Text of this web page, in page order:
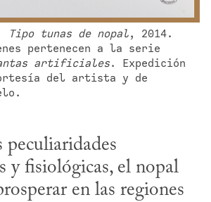
Tipo tunas de nopal, 2014.
artificiales. Expedición
del artista y de
y fisiológicas, el nopal
en las regiones